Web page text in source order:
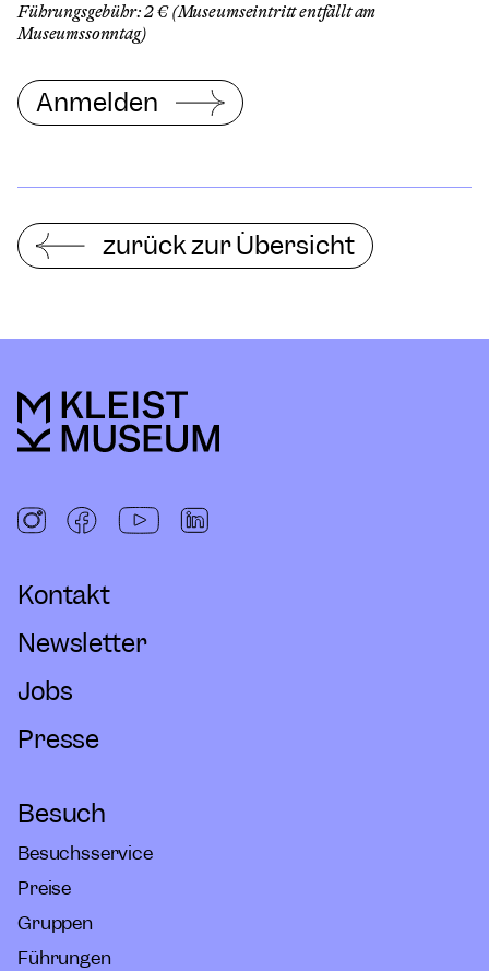
Führungsgebühr: 2 € (Museumseintritt entfällt am
Museumssonntag)
Anmelden
zurück zur Übersicht
Kontakt
Newsletter
Jobs
Presse
Besuch
Besuchsservice
Preise
Gruppen
Führungen